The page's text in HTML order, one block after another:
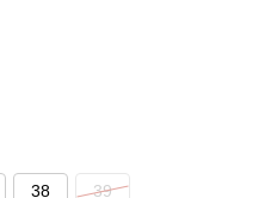
38 39